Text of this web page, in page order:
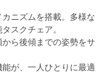
ニズムを搭載。多様な
スクチェア。
ら後傾までの姿勢をサ
が、一人ひとりに最適